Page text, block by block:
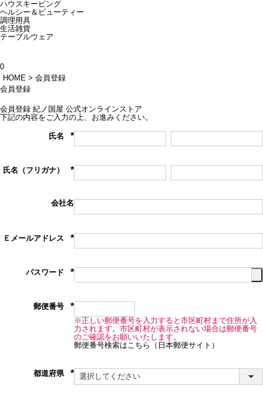
ハウスキーピング
ヘルシー＆ビューティー
調理用具
生活雑貨
テーブルウェア
0
HOME
会員登録
会員登録
会員登録 紀ノ国屋 公式オンラインストア
下記の内容をご入力の上、お進みください。
氏名
(必
氏名（フリガナ）
(必
会社名
Ｅメールアドレス
(必
パスワード
(必
郵便番号
(必
須)※正しい郵便番号を入力すると市区町村まで住所が入
力されます。市区町村が表示されない場合は郵便番号
のご確認をお願いいたします。
郵便番号検索はこちら（日本郵便サイト）
都道府県